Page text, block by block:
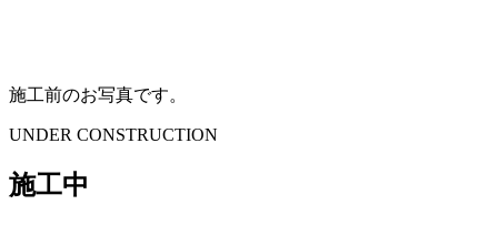
施工前のお写真です。
UNDER CONSTRUCTION
施工中